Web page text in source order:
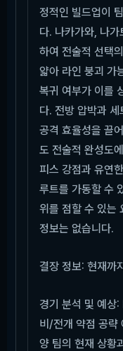
정적인 빌드업이
다. 나카가와, 나
하여 전술적 선택
얇아 라인 붕괴 가
복귀 여부가 이를
다. 전방 압박과
공격 효율성을 끌
도 전술적 완성도
피스 강점과 유연
루트를 가동할 수
위를 점할 수 있는
정보는 없습니다.
결장 정보: 현재까
경기 분석 및 예상
비/전개 약점 공략
양 팀의 현재 상황